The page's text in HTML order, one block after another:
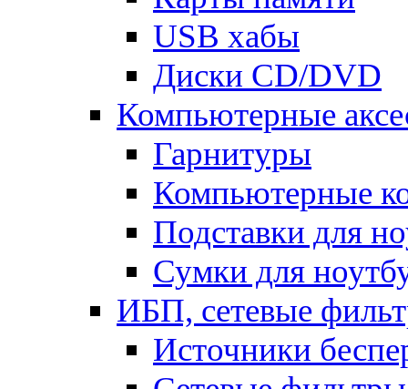
USB хабы
Диски CD/DVD
Компьютерные
Гарнитуры
Компьютерные
Подставки для
Сумки для
ИБП, сетевые
Источники